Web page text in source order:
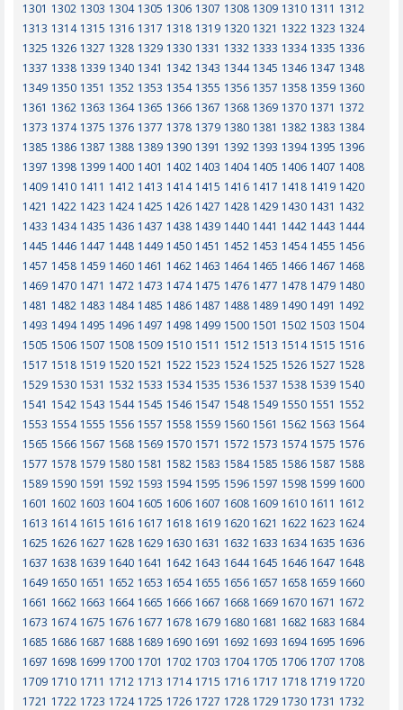
1301 1302 1303 1304 1305 1306 1307 1308 1309 1310 1311 1312
1313 1314 1315 1316 1317 1318 1319 1320 1321 1322 1323 1324
1325 1326 1327 1328 1329 1330 1331 1332 1333 1334 1335 1336
1337 1338 1339 1340 1341 1342 1343 1344 1345 1346 1347 1348
1349 1350 1351 1352 1353 1354 1355 1356 1357 1358 1359 1360
1361 1362 1363 1364 1365 1366 1367 1368 1369 1370 1371 1372
1373 1374 1375 1376 1377 1378 1379 1380 1381 1382 1383 1384
1385 1386 1387 1388 1389 1390 1391 1392 1393 1394 1395 1396
1397 1398 1399 1400 1401 1402 1403 1404 1405 1406 1407 1408
1409 1410 1411 1412 1413 1414 1415 1416 1417 1418 1419 1420
1421 1422 1423 1424 1425 1426 1427 1428 1429 1430 1431 1432
1433 1434 1435 1436 1437 1438 1439 1440 1441 1442 1443 1444
1445 1446 1447 1448 1449 1450 1451 1452 1453 1454 1455 1456
1457 1458 1459 1460 1461 1462 1463 1464 1465 1466 1467 1468
1469 1470 1471 1472 1473 1474 1475 1476 1477 1478 1479 1480
1481 1482 1483 1484 1485 1486 1487 1488 1489 1490 1491 1492
1493 1494 1495 1496 1497 1498 1499 1500 1501 1502 1503 1504
1505 1506 1507 1508 1509 1510 1511 1512 1513 1514 1515 1516
1517 1518 1519 1520 1521 1522 1523 1524 1525 1526 1527 1528
1529 1530 1531 1532 1533 1534 1535 1536 1537 1538 1539 1540
1541 1542 1543 1544 1545 1546 1547 1548 1549 1550 1551 1552
1553 1554 1555 1556 1557 1558 1559 1560 1561 1562 1563 1564
1565 1566 1567 1568 1569 1570 1571 1572 1573 1574 1575 1576
1577 1578 1579 1580 1581 1582 1583 1584 1585 1586 1587 1588
1589 1590 1591 1592 1593 1594 1595 1596 1597 1598 1599 1600
1601 1602 1603 1604 1605 1606 1607 1608 1609 1610 1611 1612
1613 1614 1615 1616 1617 1618 1619 1620 1621 1622 1623 1624
1625 1626 1627 1628 1629 1630 1631 1632 1633 1634 1635 1636
1637 1638 1639 1640 1641 1642 1643 1644 1645 1646 1647 1648
1649 1650 1651 1652 1653 1654 1655 1656 1657 1658 1659 1660
1661 1662 1663 1664 1665 1666 1667 1668 1669 1670 1671 1672
1673 1674 1675 1676 1677 1678 1679 1680 1681 1682 1683 1684
1685 1686 1687 1688 1689 1690 1691 1692 1693 1694 1695 1696
1697 1698 1699 1700 1701 1702 1703 1704 1705 1706 1707 1708
1709 1710 1711 1712 1713 1714 1715 1716 1717 1718 1719 1720
1721 1722 1723 1724 1725 1726 1727 1728 1729 1730 1731 1732